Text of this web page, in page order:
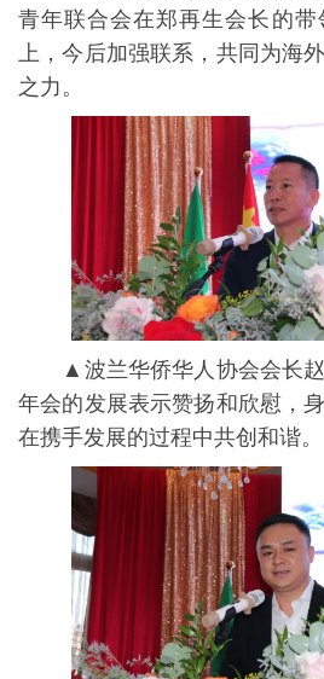
青年联合会在郑再生会长的带
上，今后加强联系，共同为海
之力。
▲波兰华侨华人协会会长赵
年会的发展表示赞扬和欣慰，
在携手发展的过程中共创和谐。